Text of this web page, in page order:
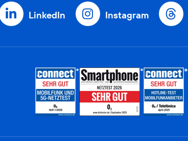
LinkedIn Instagram